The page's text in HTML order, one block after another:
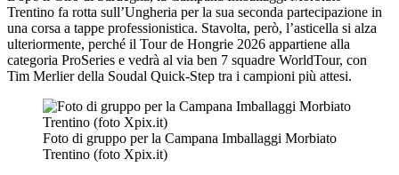
Trentino fa rotta sull’Ungheria per la sua seconda partecipazione in
una corsa a tappe professionistica. Stavolta, però, l’asticella si alza
ulteriormente, perché il Tour de Hongrie 2026 appartiene alla
categoria ProSeries e vedrà al via ben 7 squadre WorldTour, con
Tim Merlier della Soudal Quick-Step tra i campioni più attesi.
Foto di gruppo per la Campana Imballaggi Morbiato
Trentino (foto Xpix.it)